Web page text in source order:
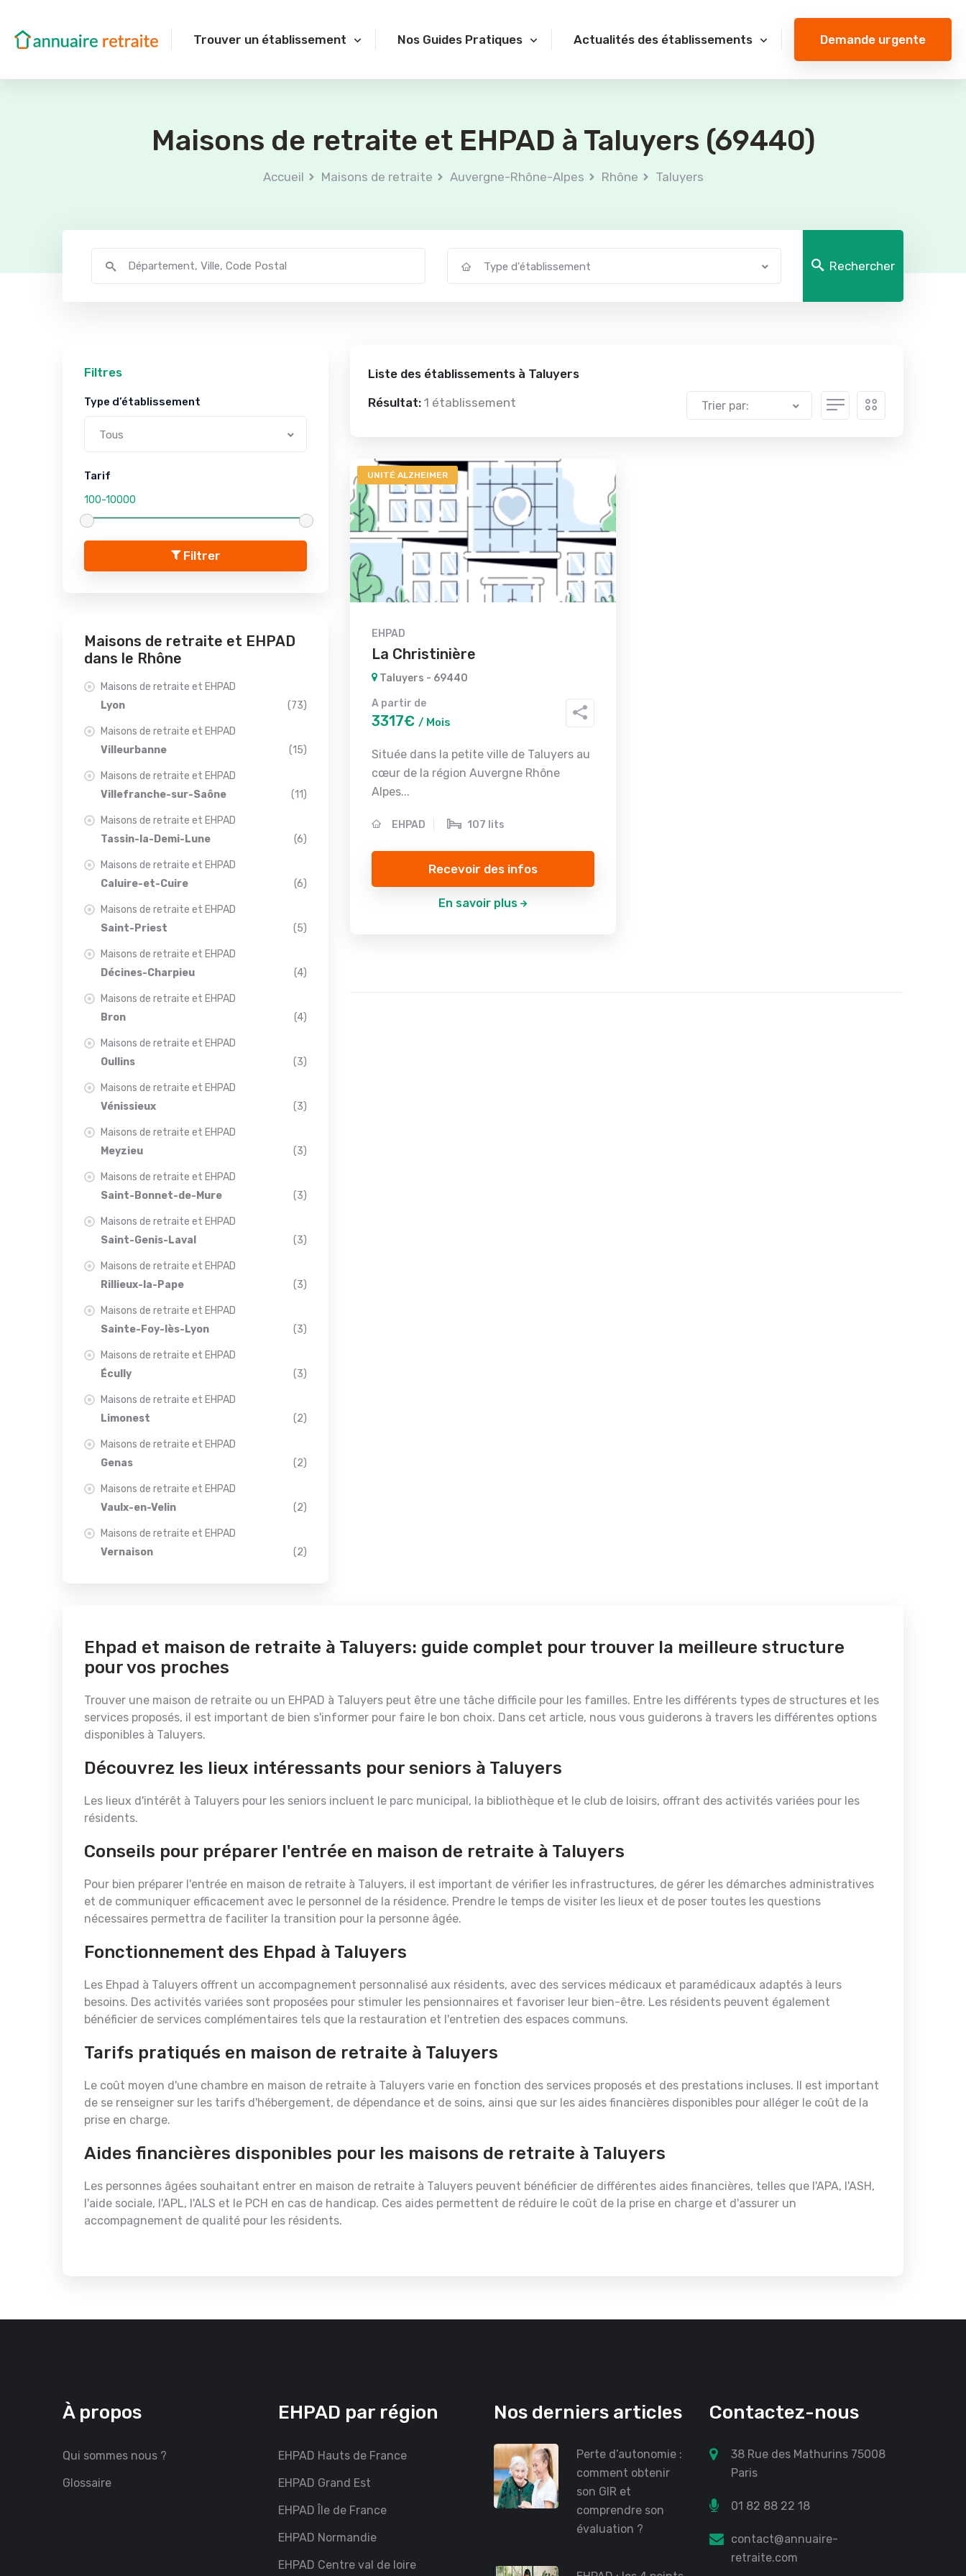
Trouver un établissement Nos Guides Pratiques Actualités des établissements Demande urgente
Maisons de retraite et EHPAD à Taluyers (69440)
Accueil Maisons de retraite Auvergne-Rhône-Alpes Rhône Taluyers
Type d'établissement Rechercher
Liste des établissements à Taluyers
Résultat: 1 établissement Trier par:
UNITÉ ALZHEIMER
EHPAD
La Christinière
Taluyers - 69440
A partir de
3317€ / Mois
Située dans la petite ville de Taluyers au
cœur de la région Auvergne Rhône
Alpes...
EHPAD 107 lits
Recevoir des infos
En savoir plus
Filtres
Type d’établissement
Tous
Tarif
Filtrer
Maisons de retraite et EHPAD
dans le Rhône
Maisons de retraite et EHPAD
Lyon
(73)
Maisons de retraite et EHPAD
Villeurbanne
(15)
Maisons de retraite et EHPAD
Villefranche-sur-Saône
(11)
Maisons de retraite et EHPAD
Tassin-la-Demi-Lune
(6)
Maisons de retraite et EHPAD
Caluire-et-Cuire
(6)
Maisons de retraite et EHPAD
Saint-Priest
(5)
Maisons de retraite et EHPAD
Décines-Charpieu
(4)
Maisons de retraite et EHPAD
Bron
(4)
Maisons de retraite et EHPAD
Oullins
(3)
Maisons de retraite et EHPAD
Vénissieux
(3)
Maisons de retraite et EHPAD
Meyzieu
(3)
Maisons de retraite et EHPAD
Saint-Bonnet-de-Mure
(3)
Maisons de retraite et EHPAD
Saint-Genis-Laval
(3)
Maisons de retraite et EHPAD
Rillieux-la-Pape
(3)
Maisons de retraite et EHPAD
Sainte-Foy-lès-Lyon
(3)
Maisons de retraite et EHPAD
Écully
(3)
Maisons de retraite et EHPAD
Limonest
(2)
Maisons de retraite et EHPAD
Genas
(2)
Maisons de retraite et EHPAD
Vaulx-en-Velin
(2)
Maisons de retraite et EHPAD
Vernaison
(2)
Ehpad et maison de retraite à Taluyers: guide complet pour trouver la meilleure structure
pour vos proches
Trouver une maison de retraite ou un EHPAD à Taluyers peut être une tâche difficile pour les familles. Entre les différents types de structures et les
services proposés, il est important de bien s'informer pour faire le bon choix. Dans cet article, nous vous guiderons à travers les différentes options
disponibles à Taluyers.
Découvrez les lieux intéressants pour seniors à Taluyers
Les lieux d'intérêt à Taluyers pour les seniors incluent le parc municipal, la bibliothèque et le club de loisirs, offrant des activités variées pour les
résidents.
Conseils pour préparer l'entrée en maison de retraite à Taluyers
Pour bien préparer l'entrée en maison de retraite à Taluyers, il est important de vérifier les infrastructures, de gérer les démarches administratives
et de communiquer efficacement avec le personnel de la résidence. Prendre le temps de visiter les lieux et de poser toutes les questions
nécessaires permettra de faciliter la transition pour la personne âgée.
Fonctionnement des Ehpad à Taluyers
Les Ehpad à Taluyers offrent un accompagnement personnalisé aux résidents, avec des services médicaux et paramédicaux adaptés à leurs
besoins. Des activités variées sont proposées pour stimuler les pensionnaires et favoriser leur bien-être. Les résidents peuvent également
bénéficier de services complémentaires tels que la restauration et l'entretien des espaces communs.
Tarifs pratiqués en maison de retraite à Taluyers
Le coût moyen d'une chambre en maison de retraite à Taluyers varie en fonction des services proposés et des prestations incluses. Il est important
de se renseigner sur les tarifs d'hébergement, de dépendance et de soins, ainsi que sur les aides financières disponibles pour alléger le coût de la
prise en charge.
Aides financières disponibles pour les maisons de retraite à Taluyers
Les personnes âgées souhaitant entrer en maison de retraite à Taluyers peuvent bénéficier de différentes aides financières, telles que l'APA, l'ASH,
l'aide sociale, l'APL, l'ALS et le PCH en cas de handicap. Ces aides permettent de réduire le coût de la prise en charge et d'assurer un
accompagnement de qualité pour les résidents.
À propos
Qui sommes nous ?
Glossaire
EHPAD par région
EHPAD Hauts de France
EHPAD Grand Est
EHPAD Île de France
EHPAD Normandie
EHPAD Centre val de loire
Nos derniers articles
Perte d’autonomie :
comment obtenir
son GIR et
comprendre son
évaluation ?
Contactez-nous
38 Rue des Mathurins 75008
Paris
01 82 88 22 18
contact@annuaire-
retraite.com